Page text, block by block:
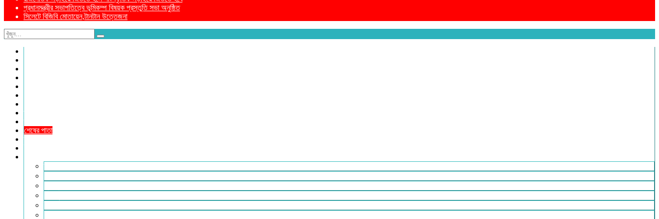
প্রধানমন্ত্রীর সভাপতিত্বে ভূমিকম্প বিষয়ক প্রস্তুতি সভা অনুষ্ঠিত
সিলেটে বিজিবি মোতায়েন,টানটান উত্তেজনা
শেষের পাতা